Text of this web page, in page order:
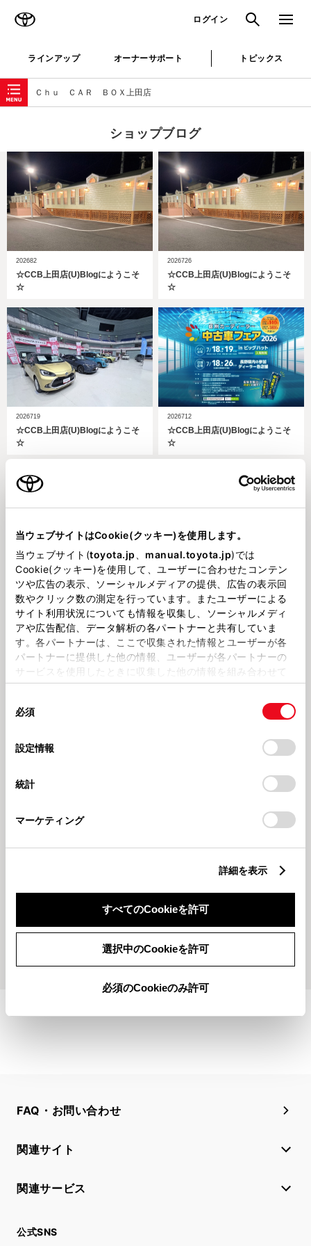
当ウェブサイトはCookie(クッキー)を使用します。
当ウェブサイト(toyota.jp manual.toyota.jp)では
Cookie(クッキー)を使用して、ユーザーに合わせたコンテン
ツや広告の表示、ソーシャルメディアの提供、広告の表示回
数やクリック数の測定を行っています。またユーザーによる
サイト利用状況についても情報を収集し、ソーシャルメディ
アや広告配信、データ解析の各パートナーと共有していま
す。各パートナーは、ここで収集された情報とユーザーが各
パートナーに提供した他の情報、ユーザーが各パートナーの
サービスを使用したときに収集した他の情報を組み合わせて
使用することがあります。当ウェブサイトの使用を続行する
デバイスにすべてのCookie(クッキー)が保存されることに同
意したことになります。Cookie(クッキー)のオプトアウト、
設定の変更、同意を撤回したりするにあたっては、当社の
「Cookie（クッキー）情報の取り扱いについて
」をご覧くだ
必須
設定情報
統計
マーケティング
詳細を表示
すべてのCookieを許可
選択中のCookieを許可
必須のCookieのみ許可
ログイン 検索 メニュ
ラインアップ オーナーサポート トピックス
Ｃｈｕ ＣＡＲ ＢＯＸ上田店
ショップブログ
202682
☆CCB上田店(U)Blogにようこそ
☆
2026726
☆CCB上田店(U)Blogにようこそ
☆
2026719
☆CCB上田店(U)Blogにようこそ
☆
2026712
☆CCB上田店(U)Blogにようこそ
☆
202675
☆CCB上田店(U)Blogにようこそ
☆
2026628
☆CCB上田店(U)Blogにようこそ
☆
☆CCB上田店(U)Blogにようこそ
☆
☆CCB上田店(U)Blogにようこそ
FAQ・お問い合わせ
関連サイト
関連サービス
公式SNS